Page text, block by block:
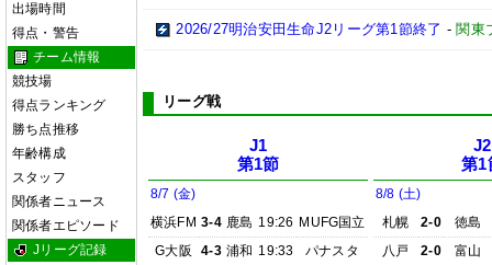
出場時間
得点・警告
チーム情報
競技場
得点ランキング
勝ち点推移
年齢構成
スタッフ
関係者ニュース
関係者エピソード
Jリーグ記録
2026/27明治安田生命J2リーグ第1節終了 - 関東
リーグ戦
J1
第1節
8/7 (金)
横浜FM 3-4 鹿島 19:26 MUFG国立
G大阪
4-3 浦和 19:33
パナスタ
J2
第1
8/8 (土)
札幌
2-0
徳島
八戸
2-0
富山